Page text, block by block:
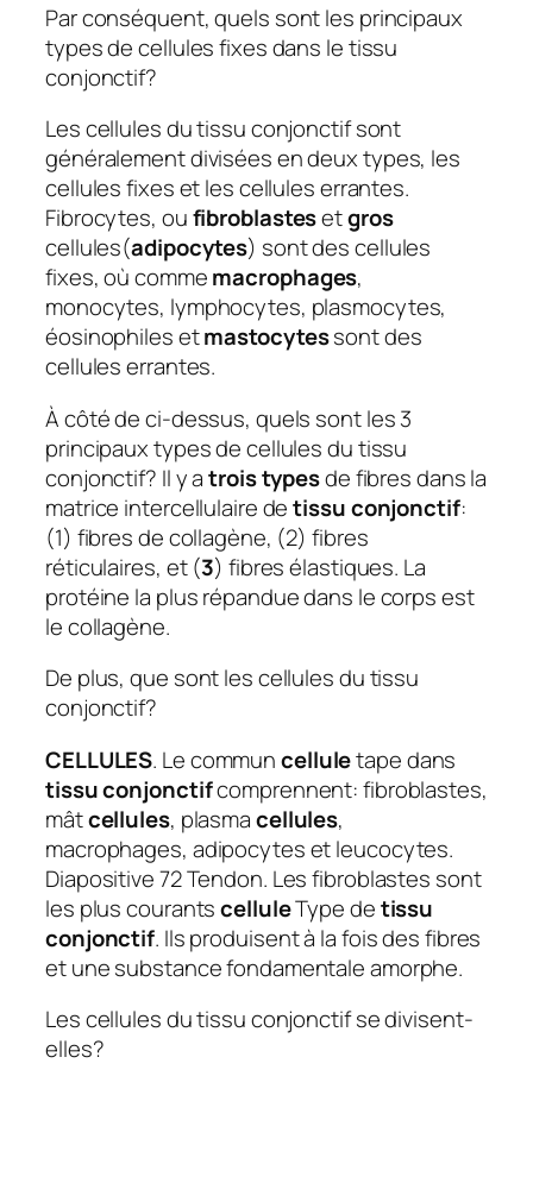
Par conséquent, quels sont les principaux
types de cellules fixes dans le tissu
conjonctif?
Les cellules du tissu conjonctif sont
généralement divisées en deux types, les
cellules fixes et les cellules errantes.
Fibrocytes, oufibroblastesetgros
cellules(adipocytes) sont des cellules
fixes, où commemacrophages,
monocytes, lymphocytes, plasmocytes,
éosinophiles etmastocytessont des
cellules errantes.
À côté de ci-dessus, quels sont les 3
principaux types de cellules du tissu
conjonctif? Il y atrois typesde fibres dans la
matrice intercellulaire detissu conjonctif:
(1) fibres de collagène, (2) fibres
réticulaires, et (3) fibres élastiques. La
protéine la plus répandue dans le corps est
le collagène.
De plus, que sont les cellules du tissu
conjonctif?
CELLULES. Le communcelluletape dans
tissu conjonctifcomprennent: fibroblastes,
mâtcellules, plasmacellules,
macrophages, adipocytes et leucocytes.
Diapositive 72 Tendon. Les fibroblastes sont
les plus courantscelluleType detissu
conjonctif. Ils produisent à la fois des fibres
et une substance fondamentale amorphe.
Les cellules du tissu conjonctif se divisent-
elles?